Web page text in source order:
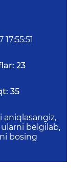
23
35
aniqlasangiz,
belgilab,
bosing